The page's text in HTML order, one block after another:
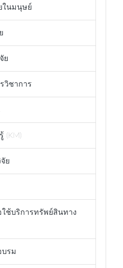
ในมนุษย์
ย
วิชาการ
(KM)
ย
ช้บริการทรัพย์สินทาง
บรม